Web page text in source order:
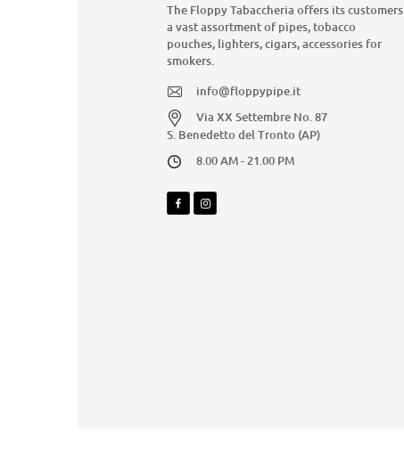
The Floppy Tabaccheria offers its customers
a vast assortment of pipes, tobacco
pouches, lighters, cigars, accessories for
smokers.
info@floppypipe.it
Via XX Settembre No. 87
S. Benedetto del Tronto (AP)
8.00 AM - 21.00 PM